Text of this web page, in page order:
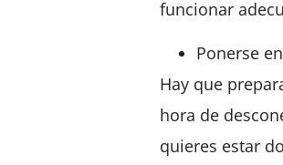
funcionar
Ponerse
Hay que
hora de
quieres estar